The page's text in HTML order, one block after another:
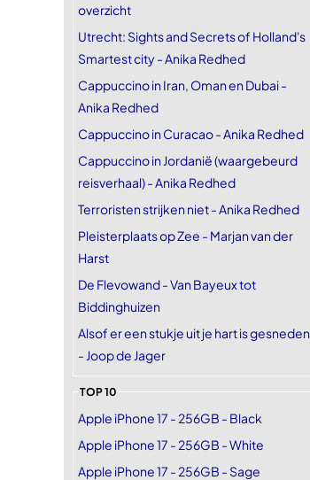
overzicht
Utrecht: Sights and Secrets of Holland's
Smartest city - Anika Redhed
Cappuccino in Iran, Oman en Dubai -
Anika Redhed
Cappuccino in Curacao - Anika Redhed
Cappuccino in Jordanië (waargebeurd
reisverhaal) - Anika Redhed
Terroristen strijken niet - Anika Redhed
Pleisterplaats op Zee - Marjan van der
Harst
De Flevowand - Van Bayeux tot
Biddinghuizen
Alsof er een stukje uit je hart is gesneden
- Joop de Jager
TOP 10
Apple iPhone 17 - 256GB - Black
Apple iPhone 17 - 256GB - White
Apple iPhone 17 - 256GB - Sage